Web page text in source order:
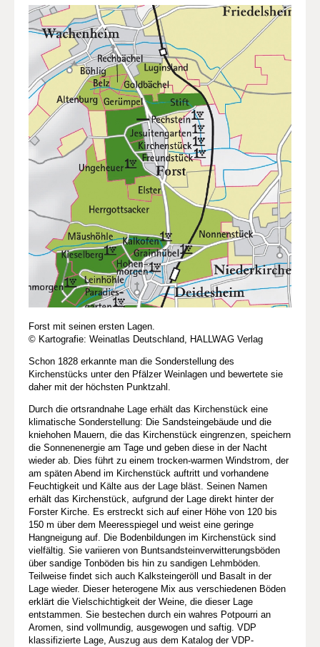
Forst mit seinen ersten Lagen.
© Kartografie: Weinatlas Deutschland, HALLWAG Verlag
Schon 1828 erkannte man die Sonderstellung des
Kirchenstücks unter den Pfälzer Weinlagen und bewertete sie
daher mit der höchsten Punktzahl.
Durch die ortsrandnahe Lage erhält das Kirchenstück eine
klimatische Sonderstellung: Die Sandsteingebäude und die
kniehohen Mauern, die das Kirchenstück eingrenzen, speichern
die Sonnenenergie am Tage und geben diese in der Nacht
wieder ab. Dies führt zu einem trocken-warmen Windstrom, der
am späten Abend im Kirchenstück auftritt und vorhandene
Feuchtigkeit und Kälte aus der Lage bläst. Seinen Namen
erhält das Kirchenstück, aufgrund der Lage direkt hinter der
Forster Kirche. Es erstreckt sich auf einer Höhe von 120 bis
150 m über dem Meeresspiegel und weist eine geringe
Hangneigung auf. Die Bodenbildungen im Kirchenstück sind
vielfältig. Sie variieren von Buntsandsteinverwitterungsböden
über sandige Tonböden bis hin zu sandigen Lehmböden.
Teilweise findet sich auch Kalksteingeröll und Basalt in der
Lage wieder. Dieser heterogene Mix aus verschiedenen Böden
erklärt die Vielschichtigkeit der Weine, die dieser Lage
entstammen. Sie bestechen durch ein wahres Potpourri an
Aromen, sind vollmundig, ausgewogen und saftig. VDP
klassifizierte Lage, Auszug aus dem Katalog der VDP-